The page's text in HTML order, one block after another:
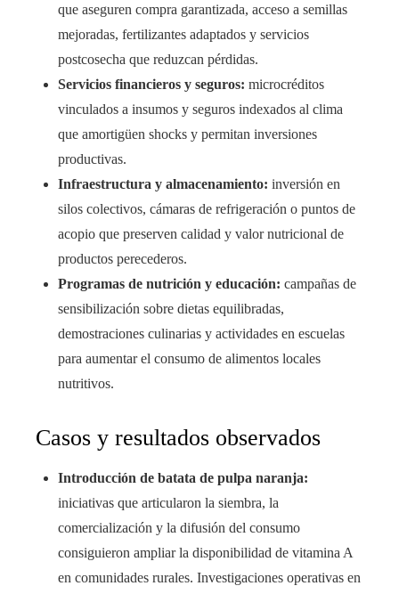
que aseguren compra garantizada, acceso a semillas
mejoradas, fertilizantes adaptados y servicios
postcosecha que reduzcan pérdidas.
Servicios financieros y seguros: microcréditos
vinculados a insumos y seguros indexados al clima
que amortigüen shocks y permitan inversiones
productivas.
Infraestructura y almacenamiento: inversión en
silos colectivos, cámaras de refrigeración o puntos de
acopio que preserven calidad y valor nutricional de
productos perecederos.
Programas de nutrición y educación: campañas de
sensibilización sobre dietas equilibradas,
demostraciones culinarias y actividades en escuelas
para aumentar el consumo de alimentos locales
nutritivos.
Casos y resultados observados
Introducción de batata de pulpa naranja:
iniciativas que articularon la siembra, la
comercialización y la difusión del consumo
consiguieron ampliar la disponibilidad de vitamina A
en comunidades rurales. Investigaciones operativas en